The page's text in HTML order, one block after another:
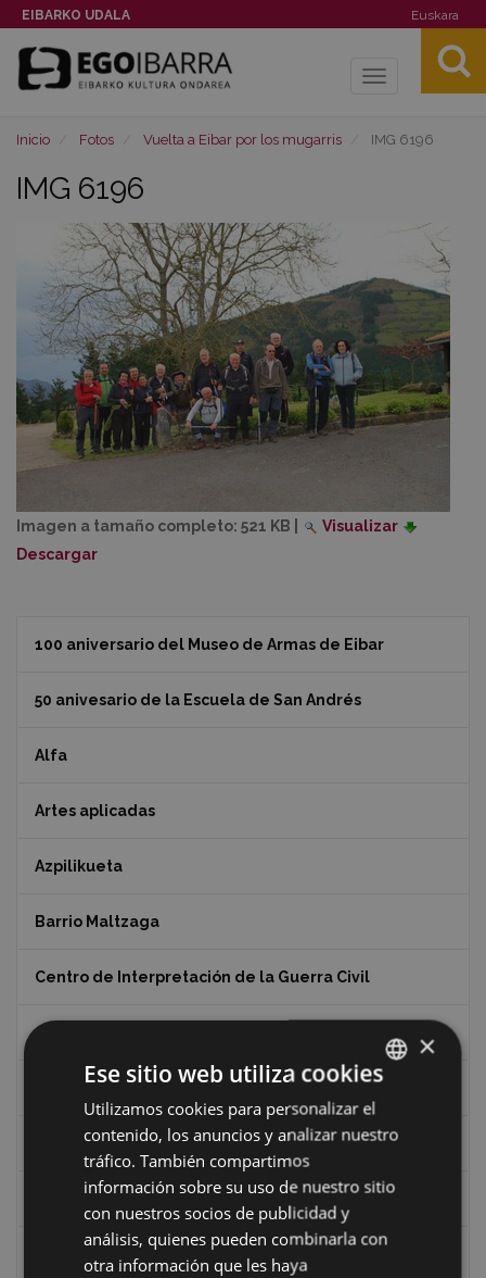
EIBARKO UDALA Euskara
Toggle
Inicio Fotos Vuelta a Eibar por los mugarris IMG 6196
IMG 6196
Imagen a tamaño completo: 521 KB
Visualizar
Descargar
100 aniversario del Museo de Armas de Eibar
50 anivesario de la Escuela de San Andrés
Alfa
Artes aplicadas
Azpilikueta
Barrio Maltzaga
Centro de Interpretación de la Guerra Civil
Ciclismo
Ciclismo "A rueda"
Dibujos de Julen Zabaleta
Eibar desde el aire
Eibartarren ahotan
BASQUE
SPANISH
×
Ese sitio web utiliza cookies
Utilizamos cookies para personalizar el
contenido, los anuncios y analizar nuestro
tráfico. También compartimos
información sobre su uso de nuestro sitio
con nuestros socios de publicidad y
análisis, quienes pueden combinarla con
otra información que les haya